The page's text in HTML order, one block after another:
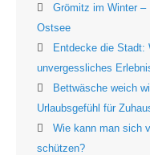
Grömitz im Winter –
Ostsee
Entdecke die Stadt:
unvergessliches
Bettwäsche weich
Urlaubsgefühl für
Wie kann man sich
schützen?